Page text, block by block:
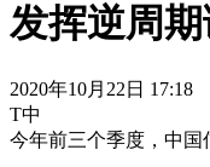
发挥逆周
2020年10月22日 17:18
T中
今年前三个季度，中国